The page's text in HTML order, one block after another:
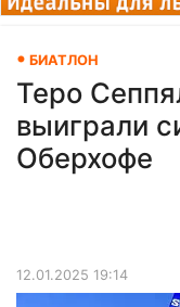
БИАТЛОН
Теро
выиграли
Оберхофе
12.01.2025 19:14